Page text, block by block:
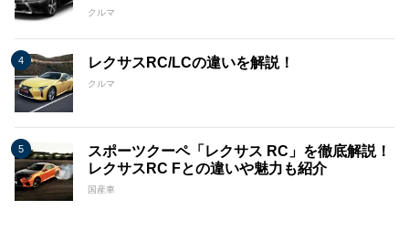
クルマ
レクサスRC/LCの違いを解説！
クルマ
スポーツクーペ「レクサス RC」を徹底解説！
レクサスRC Fとの違いや魅力も紹介
国産車